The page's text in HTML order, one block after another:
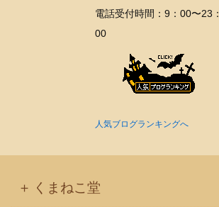
電話受付時間：9：00〜23：
00
人気ブログランキングへ
くまねこ堂